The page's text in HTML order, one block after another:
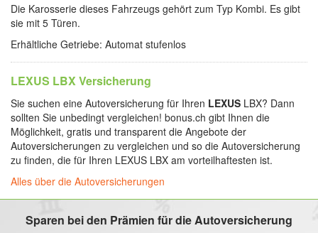
Die Karosserie dieses Fahrzeugs gehört zum Typ Kombi. Es gibt
sie mit 5 Türen.
Erhältliche Getriebe: Automat stufenlos
LEXUS LBX Versicherung
Sie suchen eine Autoversicherung für Ihren LEXUS LBX? Dann
sollten Sie unbedingt vergleichen! bonus.ch gibt Ihnen die
Möglichkeit, gratis und transparent die Angebote der
Autoversicherungen zu vergleichen und so die Autoversicherung
zu finden, die für Ihren LEXUS LBX am vorteilhaftesten ist.
Alles über die Autoversicherungen
Sparen bei den Prämien für die Autoversicherung